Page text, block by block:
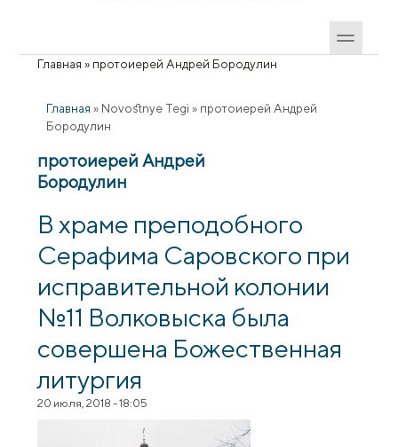
Вы здесь
Главная » протоиерей Андрей Бородулин
Главная » Novostnye Tegi » протоиерей Андрей
Бородулин
протоиерей Андрей
Бородулин
В храме преподобного
Серафима Саровского при
исправительной колонии
№11 Волковыска была
совершена Божественная
литургия
20 июля, 2018 - 18:05